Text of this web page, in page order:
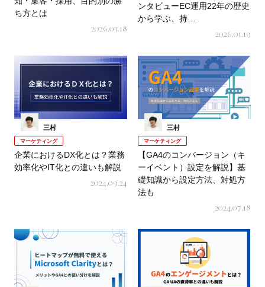
ち方とは
2026.03.18
ンタビューEC運用22年の歴史
から学ぶ、持…
2026.01.19
三村
マーケティング
企業におけるDX化とは？業務
効率化やIT化との違いも解説
2024.09.24
三村
マーケティング
【GA4のコンバージョン（キ
ーイベント）設定を解説】基
礎知識から設定方法、対処方
法も
2024.07.18